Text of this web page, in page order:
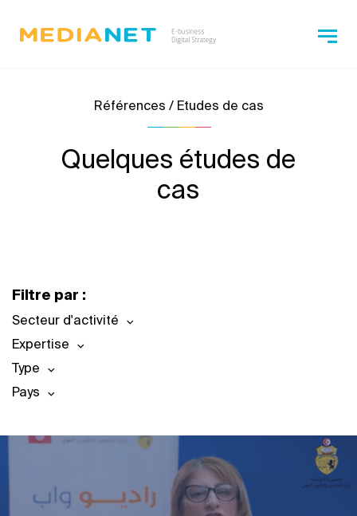
Références / Etudes de cas
Quelques études de
cas
Filtre par :
Secteur d'activité
Expertise
Type
Pays